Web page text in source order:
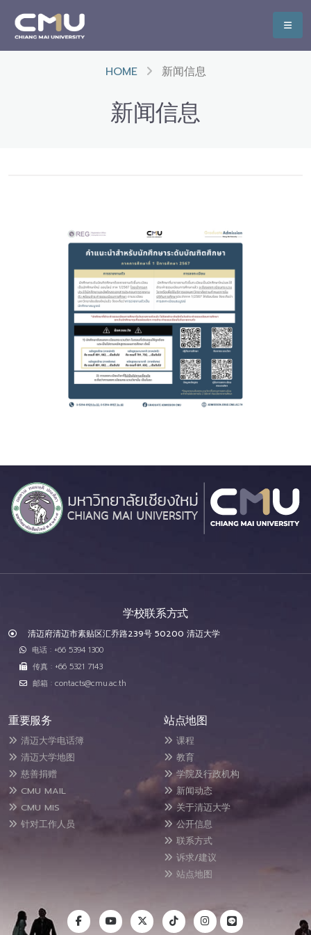
HOME 新闻信息
新闻信息
学校联系方式
清迈府清迈市素贴区汇乔路239号 50200 清迈大学
电话 : +66 5394 1300
传真 : +66 5321 7143
邮箱 : contacts@cmu.ac.th
重要服务
清迈大学电话簿
清迈大学地图
慈善捐赠
CMU MAIL
CMU MIS
针对工作人员
站点地图
课程
教育
学院及行政机构
新闻动态
关于清迈大学
公开信息
联系方式
诉求/建议
站点地图